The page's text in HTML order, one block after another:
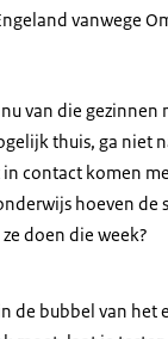
vanwege
van die
thuis, ga niet
in contact komen
hoeven de
doen die week?
de bubbel van het